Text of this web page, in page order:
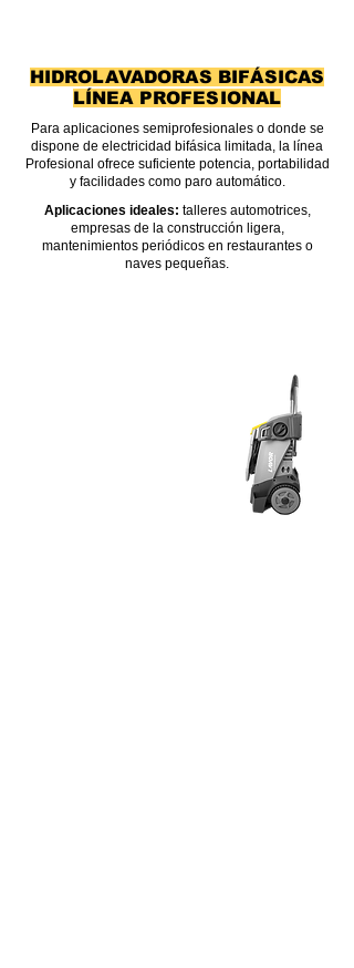
HIDROLAVADORAS BIFÁSICAS
LÍNEA PROFESIONAL
Para aplicaciones semiprofesionales o donde se
dispone de electricidad bifásica limitada, la línea
Profesional ofrece suficiente potencia, portabilidad
y facilidades como paro automático.
Aplicaciones ideales: talleres automotrices,
empresas de la construcción ligera,
mantenimientos periódicos en restaurantes o
naves pequeñas.